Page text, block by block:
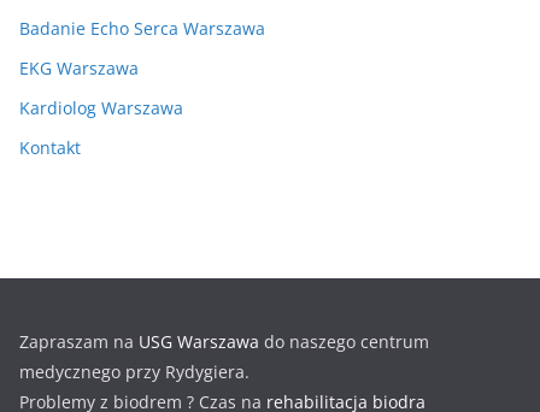
Badanie Echo Serca Warszawa
EKG Warszawa
Kardiolog Warszawa
Kontakt
Zapraszam na USG Warszawa do naszego centrum
medycznego przy Rydygiera.
Problemy z biodrem ? Czas na rehabilitacja biodra